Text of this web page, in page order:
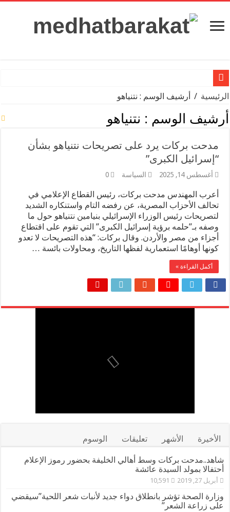
«100 يوم صحة» قدمت أكثر من 103 ملايين خدمة مجانية خلال 65 يوما
وزير التعليم: بدء تفعيل دور صندوق الرعاية الاجتماعية للمعلمين
أسعار الذهب في مصر وعالميًا اليوم السبت 30-3-204
غارات إسرائيلية عنيفة..ماذا يحدث في سوريا؟
مدحت بركات يكتب: من داخل التجربة.. أشهد لـ”مستقبل مصر”
مجموعة بيك الباتروس للفنادق تطلق Capri City أكبر مدينة سياحية متكاملة في سهل حشيش تضم 6 منتجعات و5 آلاف غرفة
مدحت بركات: الرئيس السيسي يكتب صفحة جديدة في تاريخ مصر
جابر البغدادي: رؤية الرئيس السيسي تؤكد ريادة مصر في إفريقيا
الجهني: ما قدمته “صحة سوهاج” ومستشفى جهينة يعكس أداءً مسؤولا
مدحت بركات يكتب: كلمة حق في حسام حسن
الرئيسية / أرشيف الوسم : نتنياهو
أرشيف الوسم : نتنياهو
مدحت بركات يرد على تصريحات نتنياهو بشأن
“إسرائيل الكبرى”
أغسطس 14, 2025 السياسة 0
أعرب المهندس مدحت بركات، رئيس القطاع الإعلامي في
تحالف الأحزاب المصرية، عن رفضه التام واستنكاره الشديد
لتصريحات رئيس الوزراء الإسرائيلي بنيامين نتنياهو حول ما
وصفه بـ”حلمه برؤية إسرائيل الكبرى” التي تقوم على اقتطاع
أجزاء من مصر والأردن. وقال بركات: “هذه التصريحات لا تعدو
كونها أوهامًا استعمارية لفظها التاريخ، ومحاولات بائسة …
أكمل القراءة »
الأخيرة الأشهر تعليقات الوسوم
شاهد..مدحت بركات وسط أهالي الخليفة بحضور رموز الإعلام
أحتفالا بمولد السيدة عائشة
أبريل 27, 2019 10,591
وزارة الصحة تؤشر بانطلاق دواء جديد لأنبات شعر اللحية”سيقضي
على زراعة الشعر”